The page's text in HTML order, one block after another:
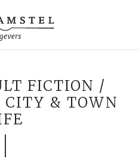
FICTION /
CITY & TOWN